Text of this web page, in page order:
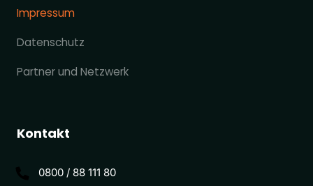
Impressum
Datenschutz
Partner und Netzwerk
Kontakt
0800 / 88 111 80